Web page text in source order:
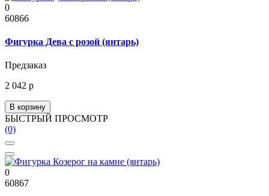
0
60866
Фигурка Дева с розой (янтарь)
Предзаказ
2 042 р
В корзину
БЫСТРЫЙ ПРОСМОТР
(0)
0
60867